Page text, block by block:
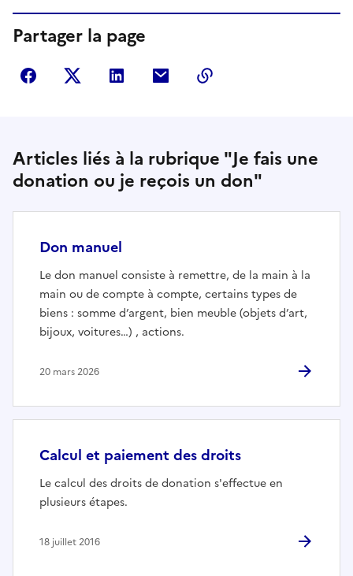
Partager la page
Partager sur Facebook
Partager sur Twitter
Partager sur LinkedIn
Partager par courriel
Articles liés à la rubrique "Je fais une
donation ou je reçois un don"
Don manuel
Le don manuel consiste à remettre, de la main à la
main ou de compte à compte, certains types de
biens : somme d’argent, bien meuble (objets d’art,
bijoux, voitures…) , actions.
20 mars 2026
Calcul et paiement des droits
Le calcul des droits de donation s'effectue en
plusieurs étapes.
18 juillet 2016